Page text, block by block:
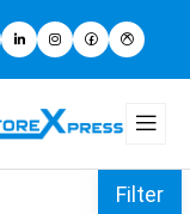
Filter